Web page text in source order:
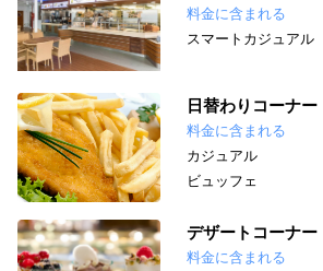
料金に含まれる
スマートカジュアル
日替わりコーナー
料金に含まれる
カジュアル
ビュッフェ
デザートコーナー
料金に含まれる